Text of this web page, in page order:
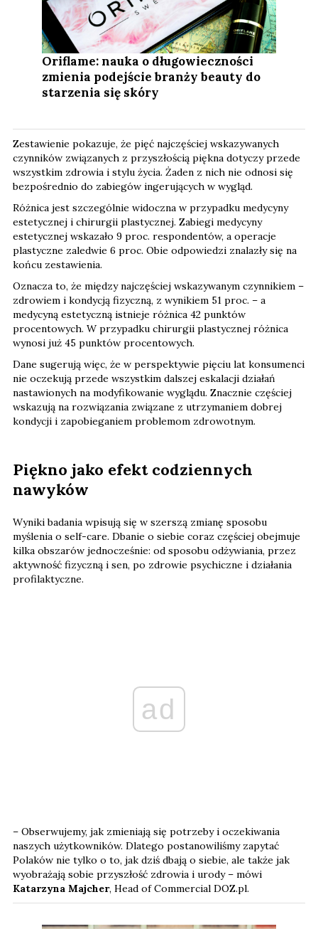
Oriflame: nauka o długowieczności
zmienia podejście branży beauty do
starzenia się skóry
Zestawienie pokazuje, że pięć najczęściej wskazywanych
czynników związanych z przyszłością piękna dotyczy przede
wszystkim zdrowia i stylu życia. Żaden z nich nie odnosi się
bezpośrednio do zabiegów ingerujących w wygląd.
Różnica jest szczególnie widoczna w przypadku medycyny
estetycznej i chirurgii plastycznej. Zabiegi medycyny
estetycznej wskazało 9 proc. respondentów, a operacje
plastyczne zaledwie 6 proc. Obie odpowiedzi znalazły się na
końcu zestawienia.
Oznacza to, że między najczęściej wskazywanym czynnikiem –
zdrowiem i kondycją fizyczną, z wynikiem 51 proc. – a
medycyną estetyczną istnieje różnica 42 punktów
procentowych. W przypadku chirurgii plastycznej różnica
wynosi już 45 punktów procentowych.
Dane sugerują więc, że w perspektywie pięciu lat konsumenci
nie oczekują przede wszystkim dalszej eskalacji działań
nastawionych na modyfikowanie wyglądu. Znacznie częściej
wskazują na rozwiązania związane z utrzymaniem dobrej
kondycji i zapobieganiem problemom zdrowotnym.
Piękno jako efekt codziennych
nawyków
Wyniki badania wpisują się w szerszą zmianę sposobu
myślenia o self-care. Dbanie o siebie coraz częściej obejmuje
kilka obszarów jednocześnie: od sposobu odżywiania, przez
aktywność fizyczną i sen, po zdrowie psychiczne i działania
profilaktyczne.
ad
– Obserwujemy, jak zmieniają się potrzeby i oczekiwania
naszych użytkowników. Dlatego postanowiliśmy zapytać
Polaków nie tylko o to, jak dziś dbają o siebie, ale także jak
wyobrażają sobie przyszłość zdrowia i urody – mówi
Katarzyna Majcher, Head of Commercial DOZ.pl.